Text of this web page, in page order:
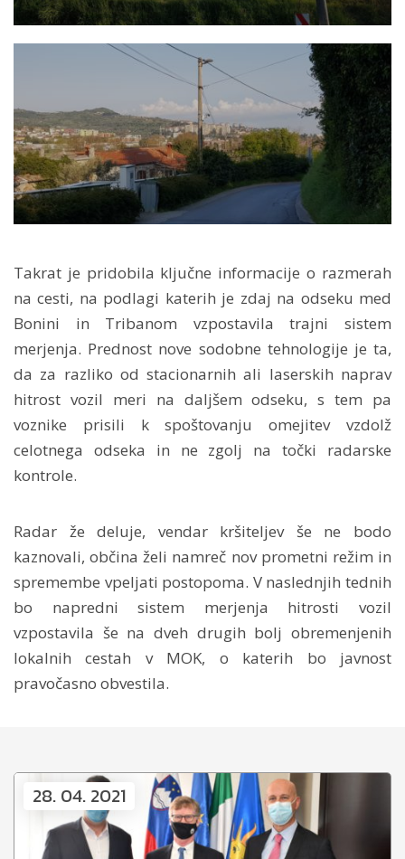
Takrat je pridobila ključne informacije o razmerah
na cesti, na podlagi katerih je zdaj na odseku med
Bonini in Tribanom vzpostavila trajni sistem
merjenja. Prednost nove sodobne tehnologije je ta,
da za razliko od stacionarnih ali laserskih naprav
hitrost vozil meri na daljšem odseku, s tem pa
voznike prisili k spoštovanju omejitev vzdolž
celotnega odseka in ne zgolj na točki radarske
kontrole.
Radar že deluje, vendar kršiteljev še ne bodo
kaznovali, občina želi namreč nov prometni režim in
spremembe vpeljati postopoma. V naslednjih tednih
bo napredni sistem merjenja hitrosti vozil
vzpostavila še na dveh drugih bolj obremenjenih
lokalnih cestah v MOK, o katerih bo javnost
pravočasno obvestila.
28. 04. 2021